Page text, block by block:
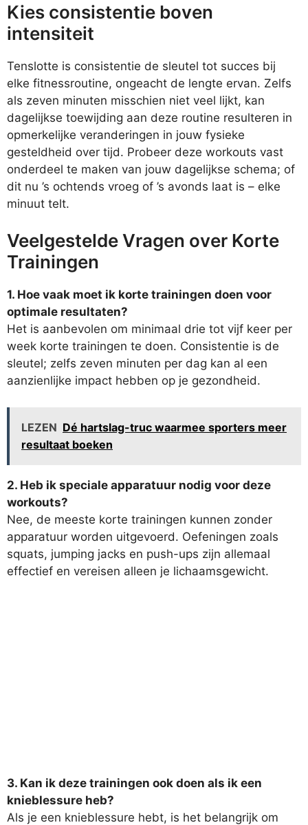
Kies consistentie boven
intensiteit
Tenslotte is consistentie de sleutel tot succes bij
elke fitnessroutine, ongeacht de lengte ervan. Zelfs
als zeven minuten misschien niet veel lijkt, kan
dagelijkse toewijding aan deze routine resulteren in
opmerkelijke veranderingen in jouw fysieke
gesteldheid over tijd. Probeer deze workouts vast
onderdeel te maken van jouw dagelijkse schema; of
dit nu ’s ochtends vroeg of ’s avonds laat is – elke
minuut telt.
Veelgestelde Vragen over Korte
Trainingen
1. Hoe vaak moet ik korte trainingen doen voor
optimale resultaten?
Het is aanbevolen om minimaal drie tot vijf keer per
week korte trainingen te doen. Consistentie is de
sleutel; zelfs zeven minuten per dag kan al een
aanzienlijke impact hebben op je gezondheid.
LEZEN Dé hartslag-truc waarmee sporters meer
resultaat boeken
2. Heb ik speciale apparatuur nodig voor deze
workouts?
Nee, de meeste korte trainingen kunnen zonder
apparatuur worden uitgevoerd. Oefeningen zoals
squats, jumping jacks en push-ups zijn allemaal
effectief en vereisen alleen je lichaamsgewicht.
3. Kan ik deze trainingen ook doen als ik een
knieblessure heb?
Als je een knieblessure hebt, is het belangrijk om